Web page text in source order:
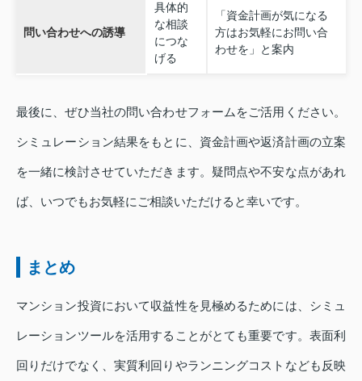
問い合わせへの誘導
具体的
な相談
につな
げる
「資金計画が気になる
方はお気軽にお問い合
わせを」と案内
最後に、ぜひ当社の問い合わせフォームをご活用ください。
シミュレーション結果をもとに、資金計画や返済計画の立案
を一緒に検討させていただきます。疑問点や不安な点があれ
ば、いつでもお気軽にご相談いただけると幸いです。
まとめ
マンション投資において収益性を見極めるためには、シミュ
レーションツールを活用することがとても重要です。表面利
回りだけでなく、実質利回りやランニングコストなども反映